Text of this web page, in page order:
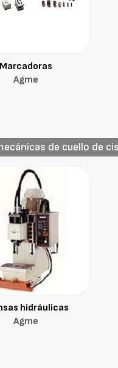
Marcadoras
Agme
de cuello de
hidráulicas
Agme